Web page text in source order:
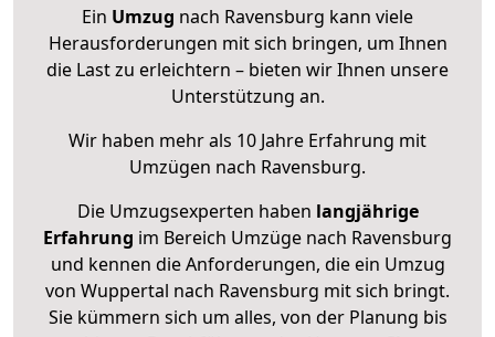
Ein Umzug nach Ravensburg kann viele
Herausforderungen mit sich bringen, um Ihnen
die Last zu erleichtern – bieten wir Ihnen unsere
Unterstützung an.
Wir haben mehr als 10 Jahre Erfahrung mit
Umzügen nach Ravensburg.
Die Umzugsexperten haben langjährige
Erfahrung im Bereich Umzüge nach Ravensburg
und kennen die Anforderungen, die ein Umzug
von Wuppertal nach Ravensburg mit sich bringt.
Sie kümmern sich um alles, von der Planung bis